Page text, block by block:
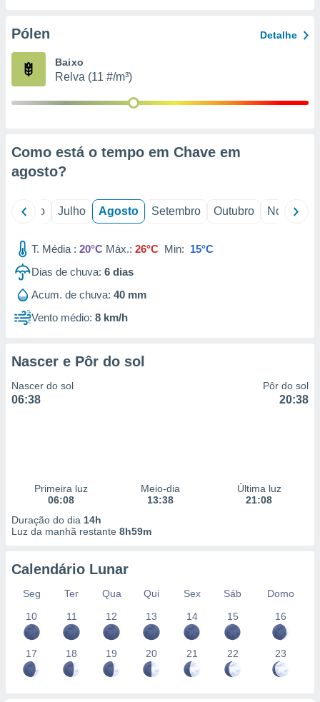
através
estudos
e
Pólen Detalhe
Baixo
Relva (11 #/m³)
Como está o tempo em Chave em
agosto?
Junho Julho Agosto Setembro Outubro Novembro
T. Média : 20°C Máx.: 26°C Min: 15°C
Dias de chuva: 6 dias
Acum. de chuva: 40 mm
Vento médio: 8 km/h
Nascer e Pôr do sol
Nascer do sol
06:38
Pôr do sol
20:38
Primeira luz
06:08
Meio-dia
13:38
Última luz
21:08
Duração do dia 14h
Luz da manhã restante 8h59m
Calendário Lunar
Seg Ter Qua Qui Sex Sáb
Domo
10
11 12 13 14 15 16
17 18 19 20 21 22 23